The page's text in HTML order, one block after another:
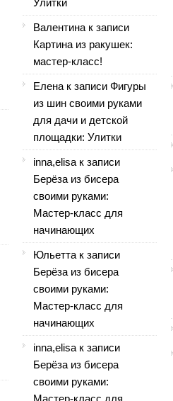
Улитки
Валентина к записи
Картина из ракушек:
мастер-класс!
Елена к записи Фигуры
из шин своими руками
для дачи и детской
площадки: Улитки
inna,elisa к записи
Берёза из бисера
своими руками:
Мастер-класс для
начинающих
Юльетта к записи
Берёза из бисера
своими руками:
Мастер-класс для
начинающих
inna,elisa к записи
Берёза из бисера
своими руками:
Мастер-класс для